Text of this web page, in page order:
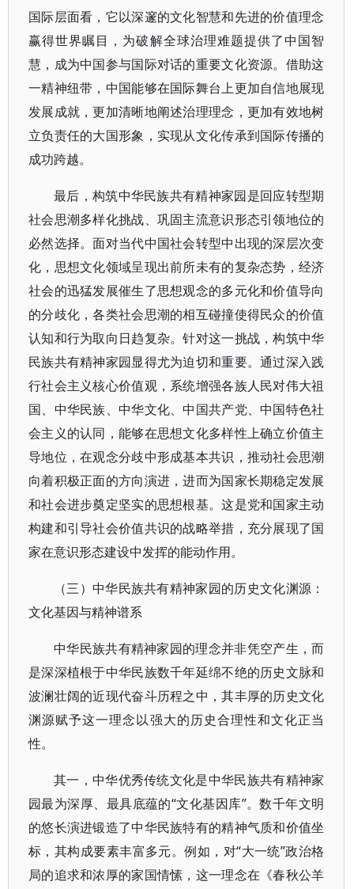
国际层面看，它以深邃的文化智慧和先进的价值理念
赢得世界瞩目，为破解全球治理难题提供了中国智
慧，成为中国参与国际对话的重要文化资源。借助这
一精神纽带，中国能够在国际舞台上更加自信地展现
发展成就，更加清晰地阐述治理理念，更加有效地树
立负责任的大国形象，实现从文化传承到国际传播的
成功跨越。
最后，构筑中华民族共有精神家园是回应转型期
社会思潮多样化挑战、巩固主流意识形态引领地位的
必然选择。面对当代中国社会转型中出现的深层次变
化，思想文化领域呈现出前所未有的复杂态势，经济
社会的迅猛发展催生了思想观念的多元化和价值导向
的分歧化，各类社会思潮的相互碰撞使得民众的价值
认知和行为取向日趋复杂。针对这一挑战，构筑中华
民族共有精神家园显得尤为迫切和重要。通过深入践
行社会主义核心价值观，系统增强各族人民对伟大祖
国、中华民族、中华文化、中国共产党、中国特色社
会主义的认同，能够在思想文化多样性上确立价值主
导地位，在观念分歧中形成基本共识，推动社会思潮
向着积极正面的方向演进，进而为国家长期稳定发展
和社会进步奠定坚实的思想根基。这是党和国家主动
构建和引导社会价值共识的战略举措，充分展现了国
家在意识形态建设中发挥的能动作用。
（三）中华民族共有精神家园的历史文化渊源：
文化基因与精神谱系
中华民族共有精神家园的理念并非凭空产生，而
是深深植根于中华民族数千年延绵不绝的历史文脉和
波澜壮阔的近现代奋斗历程之中，其丰厚的历史文化
渊源赋予这一理念以强大的历史合理性和文化正当
性。
其一，中华优秀传统文化是中华民族共有精神家
园最为深厚、最具底蕴的“文化基因库”。数千年文明
的悠长演进锻造了中华民族特有的精神气质和价值坐
标，其构成要素丰富多元。例如，对“大一统”政治格
局的追求和浓厚的家国情愫，这一理念在《春秋公羊